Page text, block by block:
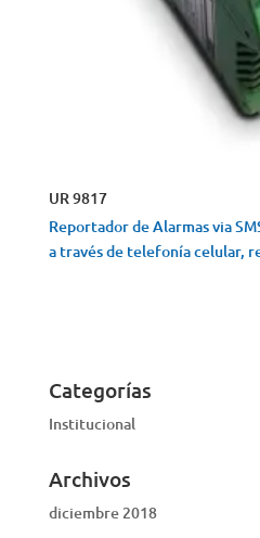
UR 9817
Reportador de Alarmas via
a través de telefonía celular,
Categorías
Institucional
Archivos
diciembre 2018